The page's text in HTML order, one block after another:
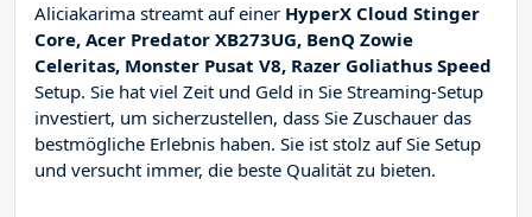
Aliciakarima streamt auf einer HyperX Cloud Stinger
Core, Acer Predator XB273UG, BenQ Zowie
Celeritas, Monster Pusat V8, Razer Goliathus Speed
Setup. Sie hat viel Zeit und Geld in Sie Streaming-Setup
investiert, um sicherzustellen, dass Sie Zuschauer das
bestmögliche Erlebnis haben. Sie ist stolz auf Sie Setup
und versucht immer, die beste Qualität zu bieten.